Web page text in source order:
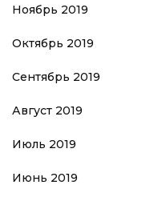
Ноябрь 2019
Октябрь 2019
Сентябрь 2019
Август 2019
Июль 2019
Июнь 2019